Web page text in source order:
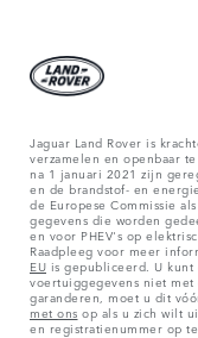
Jaguar Land Rover is
verzamelen en openbaar
na 1 januari 2021 zijn
en de brandstof- en
de Europese Commissie
gegevens die worden
en voor PHEV's op
Raadpleeg voor meer
EU is gepubliceerd. U
voertuiggegevens niet
garanderen, moet u dit
met ons op als u zich wilt
en registratienummer op te